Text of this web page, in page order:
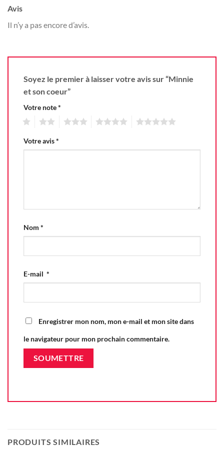
Avis
Il n’y a pas encore d’avis.
Soyez le premier à laisser votre avis sur “Minnie
et son coeur”
Votre note*
Votre avis*
Nom *
E-mail *
Enregistrer mon nom, mon e-mail et mon site dans
le navigateur pour mon prochain commentaire.
PRODUITS SIMILAIRES